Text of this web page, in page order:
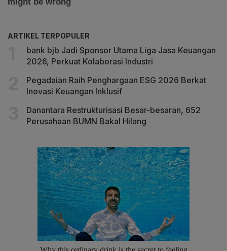
ARTIKEL TERPOPULER
bank bjb Jadi Sponsor Utama Liga Jasa Keuangan
2026, Perkuat Kolaborasi Industri
Pegadaian Raih Penghargaan ESG 2026 Berkat
Inovasi Keuangan Inklusif
Danantara Restrukturisasi Besar-besaran, 652
Perusahaan BUMN Bakal Hilang